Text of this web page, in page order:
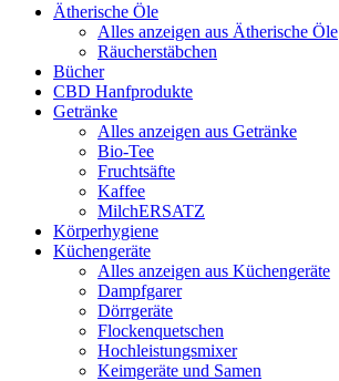
Ätherische Öle
Alles anzeigen aus Ätherische Öle
Räucherstäbchen
Bücher
CBD Hanfprodukte
Getränke
Alles anzeigen aus Getränke
Bio-Tee
Fruchtsäfte
Kaffee
MilchERSATZ
Körperhygiene
Küchengeräte
Alles anzeigen aus Küchengeräte
Dampfgarer
Dörrgeräte
Flockenquetschen
Hochleistungsmixer
Keimgeräte und Samen